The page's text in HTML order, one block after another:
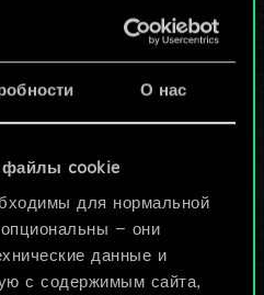
О нас
файлы cookie
для нормальной
— они
данные и
с содержимым сайта,
другие
быть
и описать её